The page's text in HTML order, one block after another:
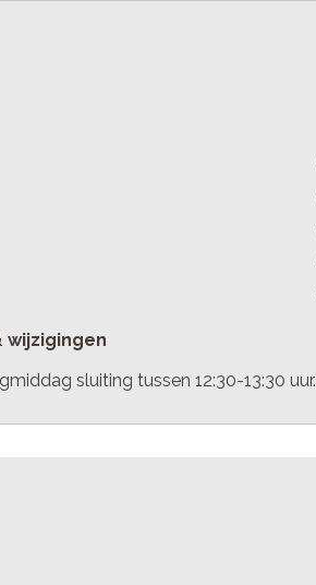
wijzigingen
sluiting tussen 12:30-13:30 uur.